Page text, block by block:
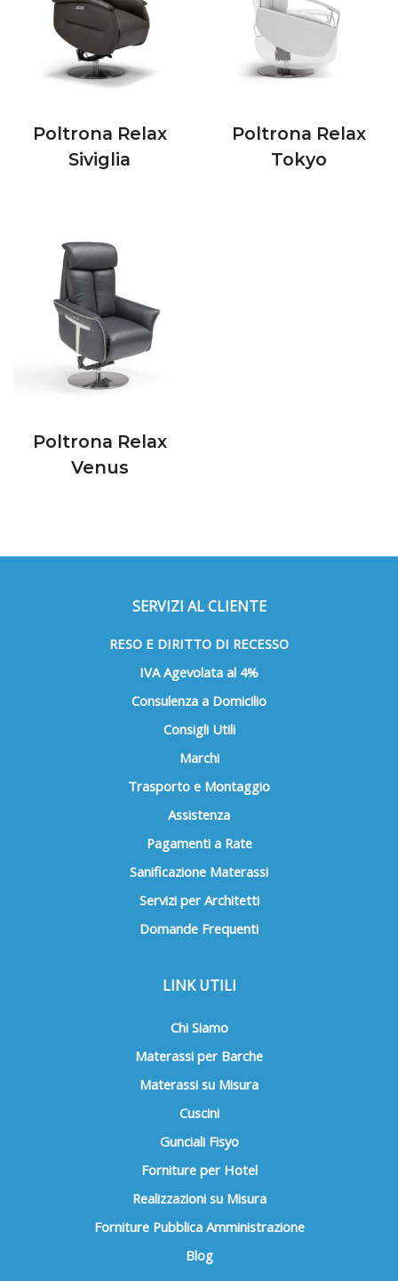
Poltrona Relax
Siviglia
Poltrona Relax
Tokyo
Poltrona Relax
Venus
SERVIZI AL CLIENTE
RESO E DIRITTO DI RECESSO
IVA Agevolata al 4%
Consulenza a Domicilio
Consigli Utili
Marchi
Trasporto e Montaggio
Assistenza
Pagamenti a Rate
Sanificazione Materassi
Servizi per Architetti
Domande Frequenti
LINK UTILI
Chi Siamo
Materassi per Barche
Materassi su Misura
Cuscini
Gunciali Fisyo
Forniture per Hotel
Realizzazioni su Misura
Forniture Pubblica Amministrazione
Blog